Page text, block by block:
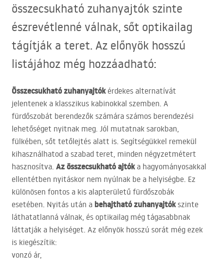
összecsukható zuhanyajtók szinte
észrevétlenné válnak, sőt optikailag
tágítják a teret. Az előnyök hosszú
listájához még hozzáadható:
Összecsukható zuhanyajtókérdekes alternatívát
jelentenek a klasszikus kabinokkal szemben. A
fürdőszobát berendezők számára számos berendezési
lehetőséget nyitnak meg. Jól mutatnak sarokban,
fülkében, sőt tetőlejtés alatt is. Segítségükkel remekül
kihasználhatod a szabad teret, minden négyzetmétert
hasznosítva. Az összecsukható ajtóka hagyományosakkal
ellentétben nyitáskor nem nyúlnak be a helyiségbe. Ez
különösen fontos a kis alapterületű fürdőszobák
esetében. Nyitás után a behajtható zuhanyajtókszinte
láthatatlanná válnak, és optikailag még tágasabbnak
láttatják a helyiséget. Az előnyök hosszú sorát még ezek
is kiegészítik:
vonzó ár,